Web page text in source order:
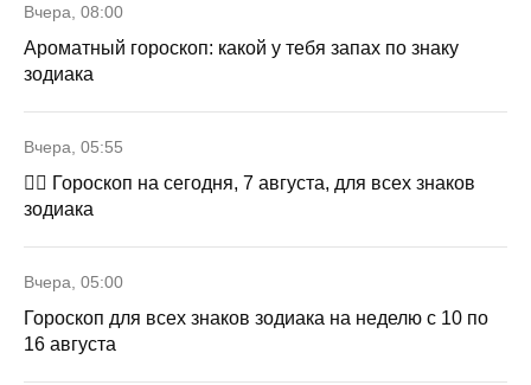
Вчера, 08:00
Ароматный гороскоп: какой у тебя запах по знаку
зодиака
Вчера, 05:55
🧙‍♀ Гороскоп на сегодня, 7 августа, для всех знаков
зодиака
Вчера, 05:00
Гороскоп для всех знаков зодиака на неделю с 10 по
16 августа